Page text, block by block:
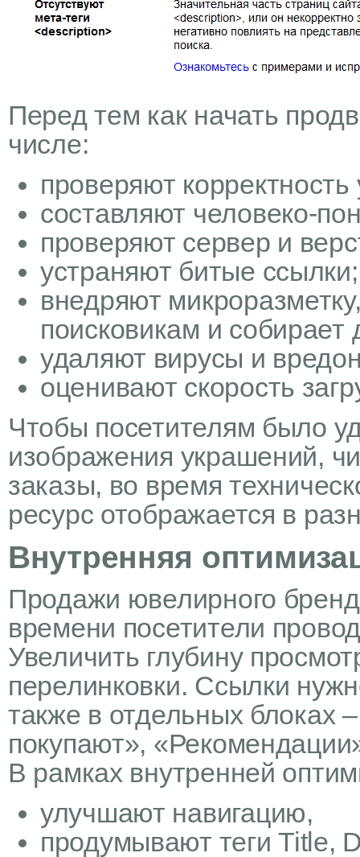
Перед тем как начать
числе:
проверяют
составляют человеко-
проверяют сервер и
устраняют битые ссылки;
внедряют
поисковикам и
удаляют вирусы и
оценивают скорость
Чтобы посетителям было
изображения украшений,
заказы, во время
ресурс отображается в
Внутренняя
Продажи ювелирного
времени посетители
Увеличить глубину
перелинковки. Ссылки
также в отдельных блоках
покупают»,
В рамках внутренней
улучшают навигацию,
продумывают теги Title,